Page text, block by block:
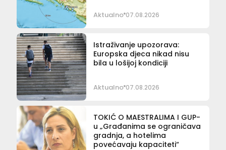
Aktualno 07.08.2026
Istraživanje upozorava:
Europska djeca nikad nisu
bila u lošijoj kondiciji
Aktualno 07.08.2026
TOKIĆ O MAESTRALIMA I GUP-
u „Građanima se ograničava
gradnja, a hotelima
povećavaju kapaciteti“